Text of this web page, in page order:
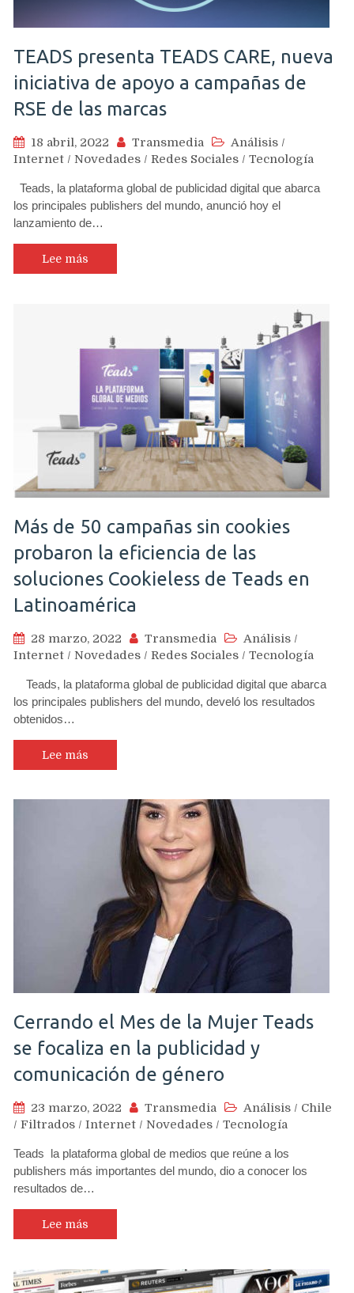
TEADS presenta TEADS CARE, nueva
iniciativa de apoyo a campañas de
RSE de las marcas
18 abril, 2022 Transmedia Análisis /
Internet / Novedades / Redes Sociales / Tecnología
Teads, la plataforma global de publicidad digital que abarca
los principales publishers del mundo, anunció hoy el
lanzamiento de…
Lee más
Más de 50 campañas sin cookies
probaron la eficiencia de las
soluciones Cookieless de Teads en
Latinoamérica
28 marzo, 2022 Transmedia Análisis /
Internet / Novedades / Redes Sociales / Tecnología
Teads, la plataforma global de publicidad digital que abarca
los principales publishers del mundo, develó los resultados
obtenidos…
Lee más
Cerrando el Mes de la Mujer Teads
se focaliza en la publicidad y
comunicación de género
23 marzo, 2022 Transmedia Análisis / Chile
/ Filtrados / Internet / Novedades / Tecnología
Teads la plataforma global de medios que reúne a los
publishers más importantes del mundo, dio a conocer los
resultados de…
Lee más